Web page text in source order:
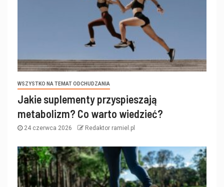
WSZYSTKO NA TEMAT ODCHUDZANIA
Jakie suplementy przyspieszają
metabolizm? Co warto wiedzieć?
24 czerwca 2026 Redaktor ramiel.pl